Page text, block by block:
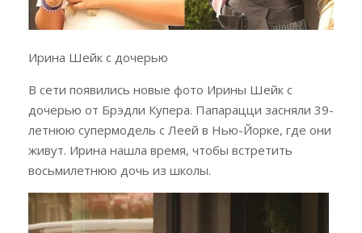
Ирина Шейк с дочерью
В сети появились новые фото Ирины Шейк с
дочерью от Брэдли Купера. Папарацци засняли 39-
летнюю супермодель с Леей в Нью-Йорке, где они
живут. Ирина нашла время, чтобы встретить
восьмилетнюю дочь из школы.